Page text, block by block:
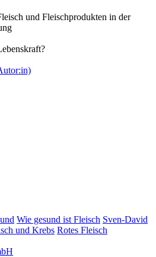
und Fleischprodukten in der
Wie gesund ist Fleisch Sven-David
und Krebs Rotes Fleisch